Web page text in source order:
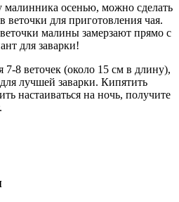
малинника осенью, можно сделать
веточки для приготовления чая.
малины замерзают прямо с
для заварки!
7-8 веточек (около 15 см в длину),
лучшей заварки. Кипятить
настаиваться на ночь, получите